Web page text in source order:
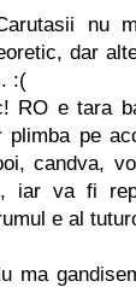
nu
dar
:(
RO e tara
plimba pe
candva,
iar va fi
e al
ma